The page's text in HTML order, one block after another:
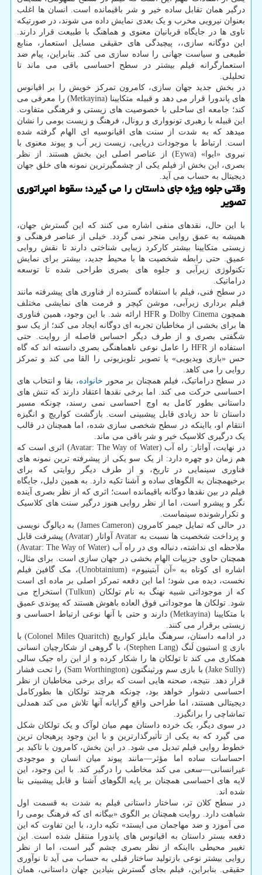
درگیر همان تقابل ساده خیر و شر باقیمانده است. انسان ها اغلب
بعنوان نیرویی مخرب و یک بعدی نمایش داده می شوند، در صورتیکه
ناوی ها در جایگاه قربانیان معنوی و هماهنگ با طبیعت قرار دارند.
این دوگانه سازی،، پیچیدگی های حقیقی مسایل استعمار، منابع
طبیعی و سیاست جهانی را ساده سازی می کند. بنابراین، پیام ضد
استعمارگرانه فیلم بیشتر در سطح احساسی باقی می ماند تا
تحلیلی.
در بخش جدید جهان سازی، کامرون تمرکز خویش را بر اقیانوس
های پاندورا قرار می دهد و قبیله متکایینا (Metkayina) را معرفی می
کند؛ جامعه ای ساحلی با خصوصیت های زیستی و فرهنگی متفاوت.
این قبیله با رهبری تونوواری و رونال، فرهنگ و زیست بومی را نشان
میدهد که به شدت از سنت های اقیانوسیه ای الهام گرفته شده
است. ارتباط با موجودات دریایی، زیست زیر آب و پیوند معنوی با
نیروی «ایوا» (Eywa) از عناصر اصلی این بخش هستند. از نظر
بصری، این بخش از فیلم یکی از چشمگیرترین نمونه های خلق جهان
دیجیتال به حساب می آید.
وقتی جلوه ویژه جای داستان را می گیرد؛ سقوط امپراتوری
تصویر
با این حال، نقدهای منفی اشاره می کنند که این گسترش جهان،
همیشه به عمق روایی منجر نمی گردد. خیلی از عناصر فرهنگی و
زیستی متکایینا بیشتر کارکرد زیبایی شناختی دارند تا نقش روایی
عمیق. حتی رابطه شخصیت ها با محیط جدید، بیشتر برای نمایش
تکنولوژی زیرآبی و جلوه های بصری طراحی شده تا توسعه
دراماتیک.
در سطح فنی، فیلم با استفاده گسترده از فناوری های پیشرفته مانند
فیلم برداری زیرآبی، موشن کپچر و فرمت های نمایشی مختلف
همچون Dolby Cinema و HFR ارائه شد. با این وجود، همین فناوری
ها برای بخشی از مخاطبان تجربه ای دوگانه ایجاد می کند؛ از یک سو
شگفتی بصری و از طرف دیگر احساس فاصله از روایت. حتی
استفاده از HFR را عامل نوعی ناهماهنگی بصری دانسته اند که گاه
حس «بازی ویدیویی» یا تصویر تلویزیونی را القا می کند و تمرکز
روایی را می کاهد.
در سطح دراماتیک، فیلم همچنان بر محور خانواده، بقا و انتخاب های
احساسی حرکت می کند. اما برخی نقدها اعتقاد دارند که تنش های
داستانی بطور کامل به اوج احساسی نمی رسند، چونکه مسیر
داستان تا حد زیادی قابل پیشبینی است. بازگشت کواریچ و انگیزه
انتقام او، بااینکه در سطح شخصی سازی شده، اما همچنان در قالب
یک درگیری کلاسیک خیر و شر باقی می ماند.
در نهایت، آواتار: راه آب (Avatar: The Way of Water) اثری است که
هم زمان دو چهره دارد: از یک سو یکی از پیشرفته ترین نمونه های
فناوری سینمایی در تاریخ، و از طرف دیگر روایتی که برای
برخیهمچنان به الگوهای ساده و آشنا تکیه دارد. به همین دلیل، جایگاه
فیلم در بین نقدها دوگانه باقیمانده است؛ اثری که از نظر بصری آینده
نگر و پیشرو است، اما از نظر روایی هنوز درگیر سنت های کلاسیک
و تکرارشونده سینماست.
در حالی که تمایل جیمز کامرون (James Cameron) به دیالوگ نویسی
و پرداخت شخصیت ها نسبت به Avatar آواتار (Avatar) پیشرفت قابل
ملاحظه ای نداشته، دنباله وی در راه آب (Avatar: The Way of Water)
همچنان حاوی جزییات الهام بخشی در جهان سازی است. برای مثال،
اشاره ای کوتاه به «آن آبتینیوم» (Unobtainium)، مک گافین فیلم
نخست، دیده می شود؛ اما این دفعه تمرکز اصلی بر ماده ای است
که از موجوداتی شبیه نهنگ به نام تولکان (Tulkun) استخراج می
شود. تولکان ها موجوداتی فوق العاده باهوش هستند که پیوندی عمیق
با متکایینا (Metkayina) دارند و حتی با آنها نوعی ارتباط احساسی و
زیستی برقرار می کنند.
در ادامه داستان، سرهنگ مایلز کواریچ (Colonel Miles Quaritch) با
بازی g استیون لَنگ (Stephen Lang)، با گروهی از شکارچیان انسانی
همکاری می کند تا تولکان ها را شکار کرده و از این راه جیک سالی
(Jake Sully) با بازی سم ورثینگتون (Sam Worthington) را تحت فشار
قرار دهد. نتیجه، صحنه هایی است که برای برخی مخاطبان از نظر
احساسی دشوار خواهد بود، چونکه هرچند تولکان ها بطورکامل
دیجیتالی هستند، اما طراحی واقع گرایانه آنها تلاش می کند همدلی
تماشاچی را برانگیزد.
در سوی دیگر، یک خرده داستان مهم میان لوآک و یک تولکان شکل
می گیرد که به یکی از تأثیرگذارترین و با این وجود پرهیجان ترین
خطوط روایی فیلم تبدیل می شود. در این بخش، کامرون با تاکید بر
احساسات ساده اما مؤثر—مانند پیوند میان انسان و موجودی
غیرانسانی—سعی می کند مخاطب را درگیر کند. با این وجود، این
لایه های احساسی همچنان بر پایه الگوهای آشنا و قابل پیشبینی بنا
شده اند.
در سطح کلان تر، ساختار داستانی فیلم به شدت به قسمت اول
شباهت دارد. روایت همچنان بر الگوی «بیگانه ای که فرهنگ بومی را
می آموزد و ضد مهاجمان می ایستد» تکیه دارد، با این تفاوت که این
دفعه بستر داستان به اقیانوس های پاندورا منتقل شده است. این
تغییر محیطی بااینکه از نظر بصری چشم گیر است، اما از نظر
روایی بیشتر نوعی بازتولید ساختار قبلی به حساب می آید تا نوآوری
حقیقی. بنابراین، فیلم بجای گسترش بنیادین جهان داستانی، همان